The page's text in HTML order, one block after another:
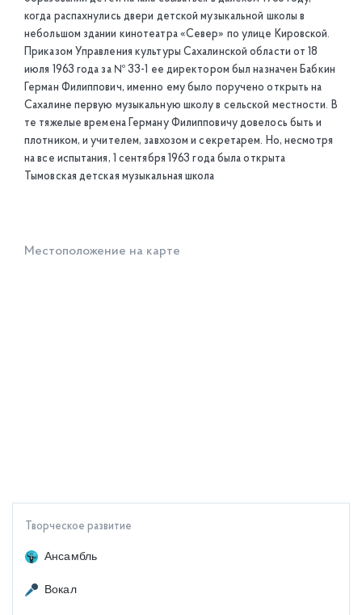
когда распахнулись двери детской музыкальной школы в
небольшом здании кинотеатра «Север» по улице Кировской.
Приказом Управления культуры Сахалинской области от 18
июля 1963 года за № 33-1 ее директором был назначен Бабкин
Герман Филиппович, именно ему было поручено открыть на
Сахалине первую музыкальную школу в сельской местности. В
те тяжелые времена Герману Филипповичу довелось быть и
плотником, и учителем, завхозом и секретарем. Но, несмотря
на все испытания, 1 сентября 1963 года была открыта
Тымовская детская музыкальная школа
Местоположение на карте
Творческое развитие
Ансамбль
Вокал